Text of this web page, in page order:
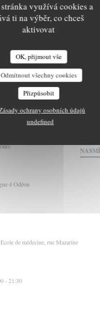
využívá cookies a
ti na výběr, co chceš
aktivovat
OK, přijmout vše
Odmítnout všechny cookies
Přizpůsobit
ochrany osobních údajů
undefined
Rezervace
REZERVOVAT STŮL
4 Odéon
de médecine, rue Mazarine
- 21:30